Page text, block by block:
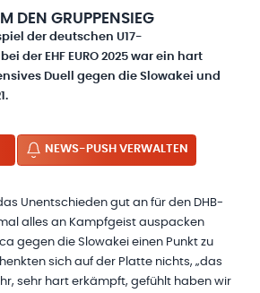
DEN GRUPPENSIEG
der deutschen U17-
der EHF EURO 2025 war ein hart
Duell gegen die Slowakei und
NEWS-PUSH VERWALTEN
Unentschieden gut an für den DHB-
alles an Kampfgeist auspacken
gegen die Slowakei einen Punkt zu
sich auf der Platte nichts, „das
sehr hart erkämpft, gefühlt haben wir